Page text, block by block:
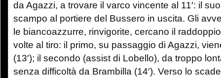
da Agazzi, a trovare il varco vincente al 11′: il
scampo al portiere del Bussero in uscita. Gli
le biancoazzurre, rinvigorite, cercano il
volte al tiro: il primo, su passaggio di Agazzi,
(13′); il secondo (assist di Lobello), da troppo
senza difficoltà da Brambilla (14′). Verso lo